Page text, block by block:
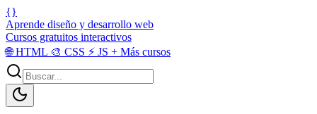
{}
Aprende diseño y desarrollo web
Cursos gratuitos interactivos
🌐HTML 🎨 CSS ⚡ JS + Más cursos